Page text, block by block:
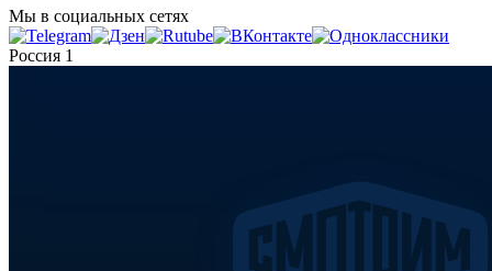
Мы в социальных сетях
Россия 1